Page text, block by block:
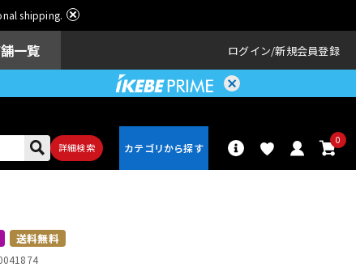
shipping.
一覧 ログイン 新規会員登録
詳細検索
0
ドラム
送料無料